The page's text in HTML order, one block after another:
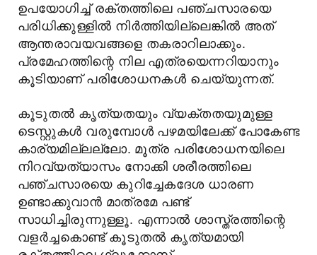
ഉപയോഗിച്ച് രക്തത്തിലെ പഞ്ചസാരയെ
പരിധിക്കുള്ളിൽ നിര്‍ത്തിയില്ലെങ്കില്‍ അത്
ആന്തരാവയവങ്ങളെ തകരാറിലാക്കും.
പ്രമേഹത്തിന്റെ നില എത്രയെന്നറിയാനും
കൂടിയാണ് പരിശോധനകൾ ചെയ്യുന്നത്.
കൂടുതൽ കൃത്യതയും വ്യക്തതയുമുള്ള
ടെസ്റ്റുകൾ വരുമ്പോൾ പഴമയിലേക്ക് പോകേണ്ട
കാര്യമില്ലല്ലോ. മൂത്ര പരിശോധനയിലെ
നിറവ്യത്യാസം നോക്കി ശരീരത്തിലെ
പഞ്ചസാരയെ കുറിച്ചേകദേശ ധാരണ
ഉണ്ടാക്കുവാൻ മാത്രമേ പണ്ട്
സാധിച്ചിരുന്നുള്ളൂ. എന്നാൽ ശാസ്ത്രത്തിന്റെ
വളർച്ചകൊണ്ട് കൂടുതൽ കൃത്യമായി